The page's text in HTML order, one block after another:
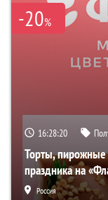
-20%
16:28:20
Торты, пирожные
праздника на
Россия